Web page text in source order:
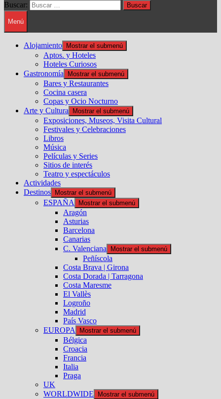
Buscar:
Menú
Alojamiento Mostrar el submenú
Aptos. y Hoteles
Hoteles Curiosos
Gastronomía
Mostrar el submenú
Bares y Restaurantes
Cocina casera
Copas y Ocio Nocturno
Arte y Cultura
Mostrar el submenú
Exposiciones, Museos, Visita Cultural
Festivales y Celebraciones
Libros
Música
Películas y Series
Sitios de interés
Teatro y espectáculos
Actividades
Destinos
Mostrar el submenú
ESPAÑA Mostrar el submenú
Aragón
Asturias
Barcelona
Canarias
C. Valenciana
Mostrar el submenú
Peñíscola
Costa Brava | Girona
Costa Dorada | Tarragona
Costa Maresme
El Vallès
Logroño
Madrid
País Vasco
EUROPA
Mostrar el submenú
Bélgica
Croacia
Francia
Italia
Praga
UK
WORLDWIDE
Mostrar el submenú